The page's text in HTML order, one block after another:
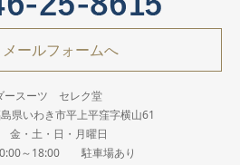
メールフォームへ
ースーツ セレク堂
県いわき市平上平窪字横山61
金・土・日・月曜日
～18:00 駐車場あり